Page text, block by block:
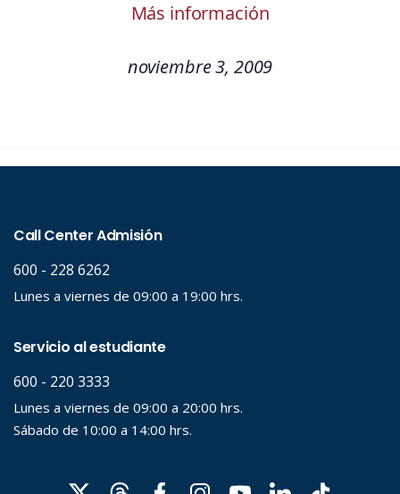
Más información
noviembre 3, 2009